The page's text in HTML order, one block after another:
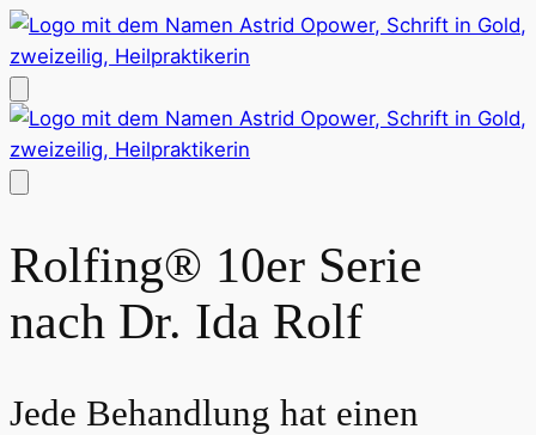
Rolfing® 10er Serie
nach Dr. Ida Rolf
Jede Behandlung hat einen